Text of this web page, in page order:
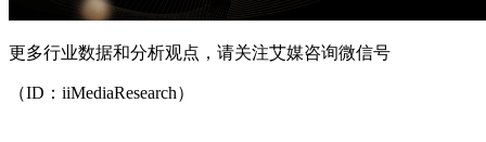
更多行业数据和分析观点，请关注艾媒咨询微信号
（ID：iiMediaResearch）